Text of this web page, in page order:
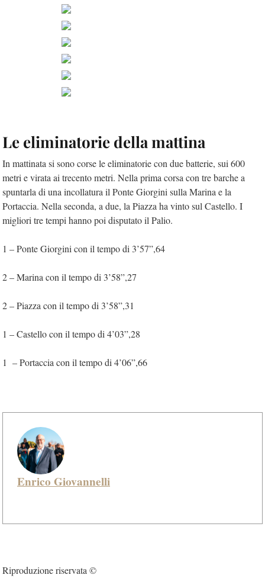
Le eliminatorie della mattina
In mattinata si sono corse le eliminatorie con due batterie, sui 600
metri e virata ai trecento metri. Nella prima corsa con tre barche a
spuntarla di una incollatura il Ponte Giorgini sulla Marina e la
Portaccia. Nella seconda, a due, la Piazza ha vinto sul Castello. I
migliori tre tempi hanno poi disputato il Palio.
1 – Ponte Giorgini con il tempo di 3’57”,64
2 – Marina con il tempo di 3’58”,27
2 – Piazza con il tempo di 3’58”,31
1 – Castello con il tempo di 4’03”,28
1 – Portaccia con il tempo di 4’06”,66
Enrico Giovannelli
Riproduzione riservata ©